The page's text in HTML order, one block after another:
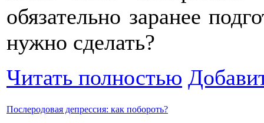
обязательно заранее
нужно сделать?
Читать полностью
Послеродовая депрессия: как побороть?